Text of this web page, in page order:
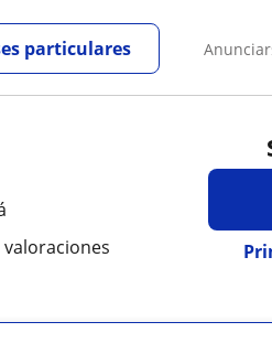
particulares
valoraciones